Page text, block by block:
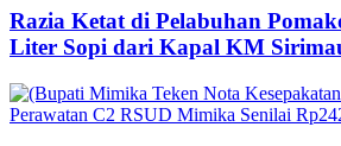
Razia Ketat di Pelabuhan
Liter Sopi dari Kapal KM